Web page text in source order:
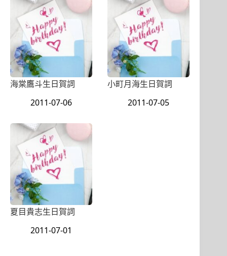
海棠鷹斗生日賀詞
2011-07-06
小町月海生日賀詞
2011-07-05
夏目貴志生日賀詞
2011-07-01